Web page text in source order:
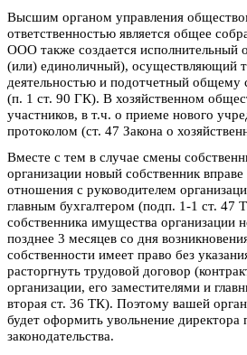
Высшим органом управления
ответственностью является общее
ООО также создается исполнительный
(или) единоличный), осуществляющий
деятельностью и подотчетный общему
(п. 1 ст. 90 ГК). В хозяйственном
участников, в т.ч. о приеме нового
протоколом (ст. 47 Закона о
Вместе с тем в случае смены
организации новый собственник
отношения с руководителем
главным бухгалтером (подп. 1-1 ст. 47
собственника имущества организации
позднее 3 месяцев со дня
собственности имеет право без
расторгнуть трудовой договор
организации, его заместителями и
вторая ст. 36 ТК). Поэтому вашей
будет оформить увольнение директора
законодательства.